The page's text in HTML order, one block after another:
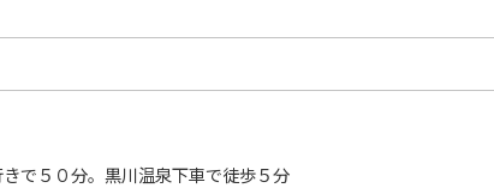
で５０分。黒川温泉下車で徒歩５分